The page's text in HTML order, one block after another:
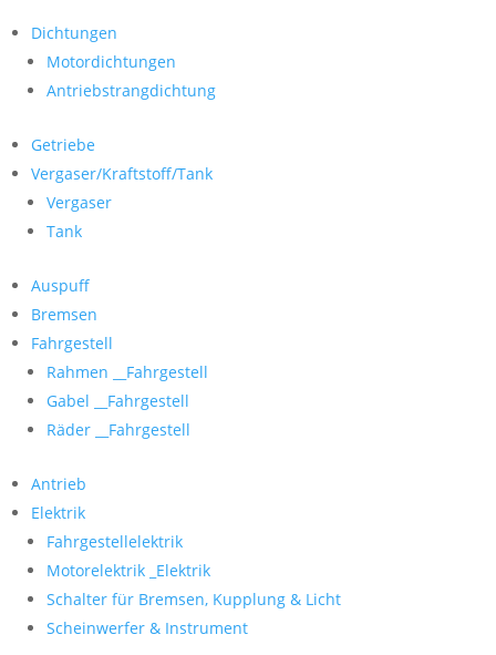
Dichtungen
Motordichtungen
Antriebstrangdichtung
Getriebe
Vergaser/Kraftstoff/Tank
Vergaser
Tank
Auspuff
Bremsen
Fahrgestell
Rahmen __Fahrgestell
Gabel __Fahrgestell
Räder __Fahrgestell
Antrieb
Elektrik
Fahrgestellelektrik
Motorelektrik _Elektrik
Schalter für Bremsen, Kupplung & Licht
Scheinwerfer & Instrument